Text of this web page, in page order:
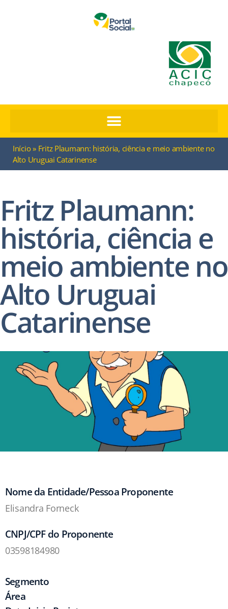
Início» Fritz Plaumann: história, ciência e meio ambiente no
Alto Uruguai Catarinense
Fritz Plaumann:
história, ciência e
meio ambiente no
Alto Uruguai
Catarinense
Nome da Entidade/Pessoa Proponente
Elisandra Forneck
CNPJ/CPF do Proponente
03598184980
Segmento
Área